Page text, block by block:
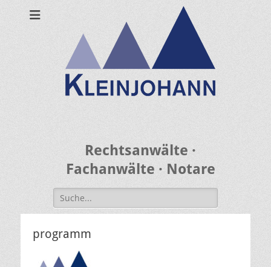
Rechtsanwälte ·
Fachanwälte · Notare
Search
for:
programm